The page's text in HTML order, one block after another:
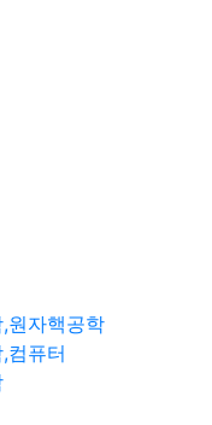
원자핵공학
컴퓨터